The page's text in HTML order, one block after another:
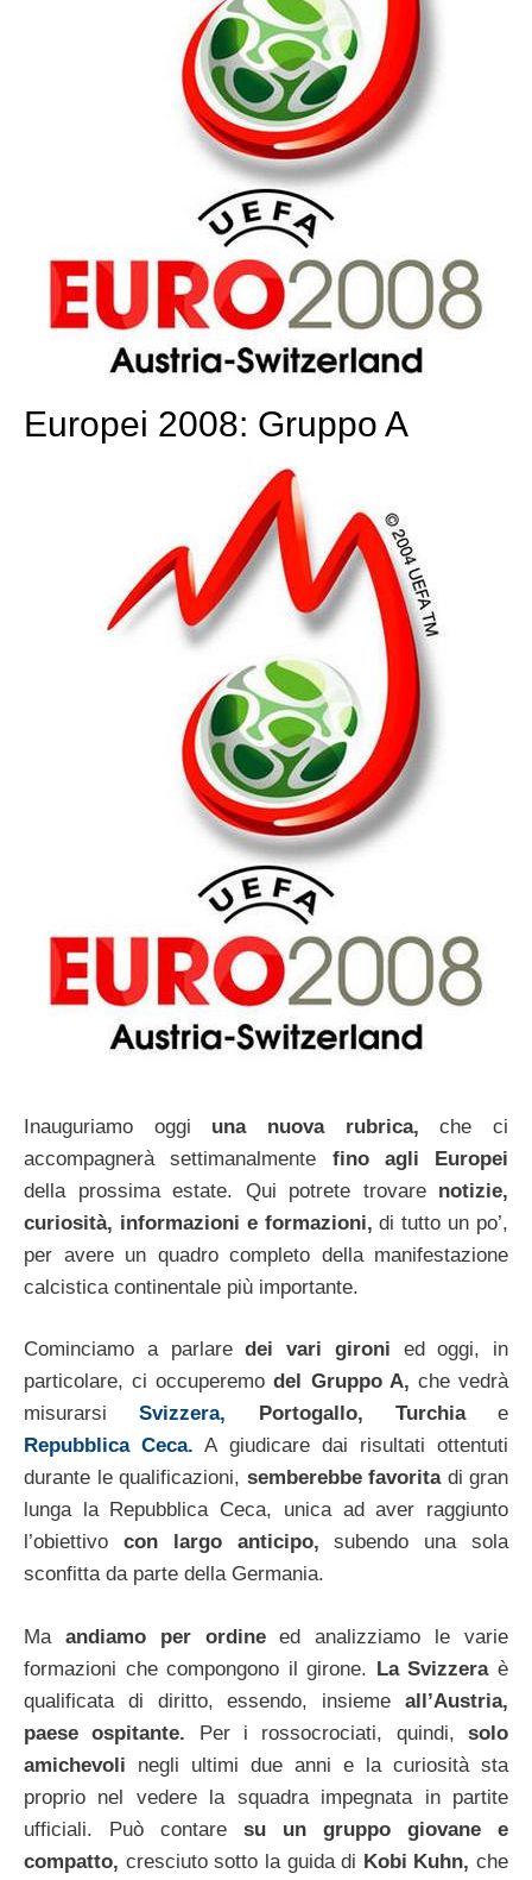
Europei 2008: Gruppo A
Inauguriamo oggi una nuova rubrica, che ci
accompagnerà settimanalmente fino agli Europei
della prossima estate. Qui potrete trovare notizie,
curiosità, informazioni e formazioni,di tutto un po’,
per avere un quadro completo della manifestazione
calcistica continentale più importante.
Cominciamo a parlaredei vari gironi ed oggi, in
particolare, ci occuperemodel Gruppo A, che vedrà
misurarsiSvizzera, Portogallo, Turchia e
Repubblica Ceca. A giudicare dai risultati ottentuti
durante le qualificazioni, semberebbe favorita di gran
lunga la Repubblica Ceca, unica ad aver raggiunto
l’obiettivo con largo anticipo,subendo una sola
sconfitta da parte della Germania.
Ma andiamo per ordineed analizziamo le varie
formazioni che compongono il girone. La Svizzeraè
qualificata di diritto, essendo, insieme all’Austria,
paese ospitante. Per i rossocrociati, quindi,solo
amichevoli negli ultimi due anni e la curiosità sta
proprio nel vedere la squadra impegnata in partite
ufficiali. Può contare su un gruppo giovane e
compatto, cresciuto sotto la guida di Kobi Kuhn, che